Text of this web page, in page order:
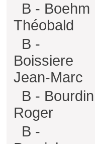
B - Boehm
Théobald
B -
Boissiere
Jean-Marc
B - Bourdin
Roger
B -